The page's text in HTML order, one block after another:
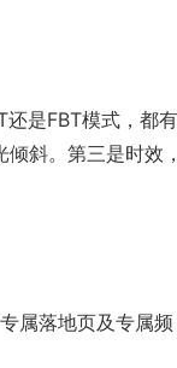
是FBT模式，都有
倾斜。第三是时效
属落地页及专属频